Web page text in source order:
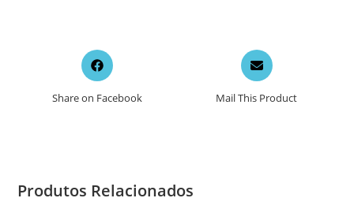
Opens
in
new
Share on Facebook
Opens
in
a
new
Mail This Product
Produtos Relacionados